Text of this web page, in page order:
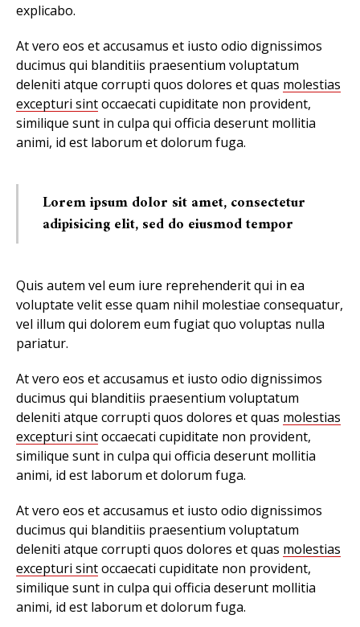
explicabo.
At vero eos et accusamus et iusto odio dignissimos
ducimus qui blanditiis praesentium voluptatum
deleniti atque corrupti quos dolores et quas molestias
excepturi sintoccaecati cupiditate non provident,
similique sunt in culpa qui officia deserunt mollitia
animi, id est laborum et dolorum fuga.
Lorem ipsum dolor sit amet, consectetur
adipisicing elit, sed do eiusmod tempor
Quis autem vel eum iure reprehenderit qui in ea
voluptate velit esse quam nihil molestiae consequatur,
vel illum qui dolorem eum fugiat quo voluptas nulla
pariatur.
At vero eos et accusamus et iusto odio dignissimos
ducimus qui blanditiis praesentium voluptatum
deleniti atque corrupti quos dolores et quas molestias
excepturi sintoccaecati cupiditate non provident,
similique sunt in culpa qui officia deserunt mollitia
animi, id est laborum et dolorum fuga.
At vero eos et accusamus et iusto odio dignissimos
ducimus qui blanditiis praesentium voluptatum
deleniti atque corrupti quos dolores et quas molestias
excepturi sintoccaecati cupiditate non provident,
similique sunt in culpa qui officia deserunt mollitia
animi, id est laborum et dolorum fuga.